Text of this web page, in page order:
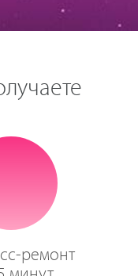
ремонт